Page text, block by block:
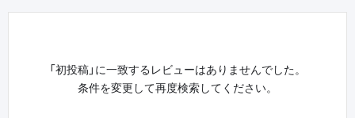
「初投稿」に一致するレビューはありませんでした。
条件を変更して再度検索してください。